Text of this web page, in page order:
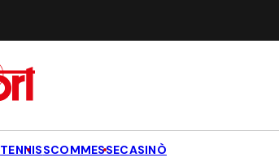
TENNISSCOMMESSECASINÒ